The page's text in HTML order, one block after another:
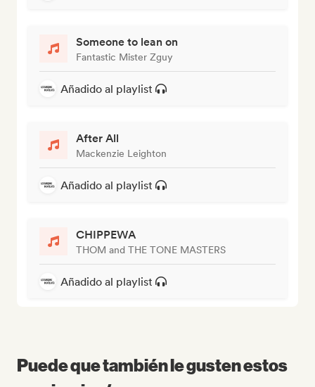
Someone to lean on
Fantastic Mister Zguy
Añadido al playlist
After All
Mackenzie Leighton
Añadido al playlist
CHIPPEWA
THOM and THE TONE MASTERS
Añadido al playlist
Puede que también le gusten estos